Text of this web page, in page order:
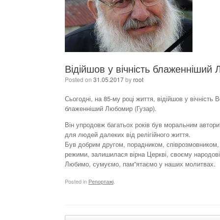
Відійшов у вічність
Posted on 31.05.2017byroot
Сьогодні, на 85-му році життя, відійшов у
блаженніший Любомир (Гузар).
Він упродовж багатьох років був моральним
для людей далеких від релігійного життя.
Був добрим другом, порадником,
режими, залишилася вірна Церкві, своєму
Любимо, сумуємо, пам”ятаємо у наших молитвах.
Posted in Репортажі